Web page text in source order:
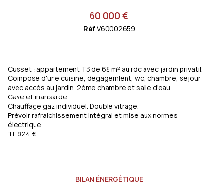
60 000 €
RéfV60002659
Cusset : appartement T3 de 68 m² au rdc avec jardin privatif.
Composé d'une cuisine, dégagemlent, wc, chambre, séjour
avec accés au jardin, 2ème chambre et salle d'eau.
Cave et mansarde.
Chauffage gaz individuel. Double vitrage.
Prévoir rafraichissement intégral et mise aux normes
électrique.
TF 824 €.
BILAN ÉNERGÉTIQUE